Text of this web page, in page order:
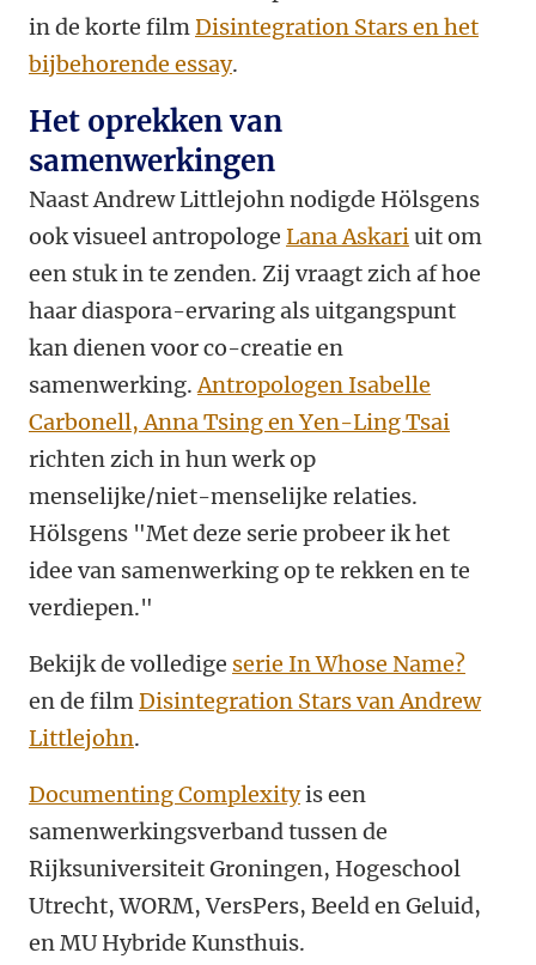
in de korte filmDisintegration Stars en het
bijbehorende essay.
Het oprekken van
samenwerkingen
Naast Andrew Littlejohn nodigde Hölsgens
ook visueel antropologe Lana Askariuit om
een stuk in te zenden. Zij vraagt zich af hoe
haar diaspora-ervaring als uitgangspunt
kan dienen voor co-creatie en
samenwerking.Antropologen Isabelle
Carbonell, Anna Tsing en Yen-Ling Tsai
richten zich in hun werk op
menselijke/niet-menselijke relaties.
Hölsgens "Met deze serie probeer ik het
idee van samenwerking op te rekken en te
verdiepen."
Bekijk de volledige serie In Whose Name?
en de filmDisintegration Stars van Andrew
Littlejohn.
Documenting Complexityis een
samenwerkingsverband tussen de
Rijksuniversiteit Groningen, Hogeschool
Utrecht, WORM, VersPers, Beeld en Geluid,
en MU Hybride Kunsthuis.